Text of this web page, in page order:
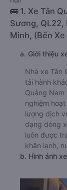
🚌 1. Xe Tân
Sương, QL22,
Minh, (Bến
a. Giới thiệu
Nhà xe Tân
tải hành
Quảng
nghiệm
lượng dịch
dạng dòng
luôn được
khăn lạnh,
b. Hình ảnh